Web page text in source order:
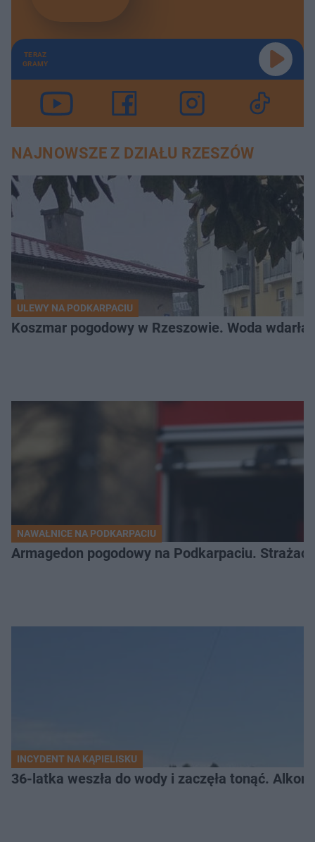
TERAZ
GRAMY
NAJNOWSZE Z DZIAŁU RZESZÓW
ULEWY NA PODKARPACIU
Koszmar pogodowy w Rzeszowie. Woda
NAWAŁNICE NA PODKARPACIU
Armagedon pogodowy na Podkarpaciu.
INCYDENT NA KĄPIELISKU
36-latka weszła do wody i zaczęła tonąć.